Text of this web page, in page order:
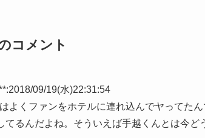
コメント
:2018/09/19(水)22:31:54
よくファンをホテルに連れ込んでヤってた
てるんだよね。そういえば手越くんとは今ど